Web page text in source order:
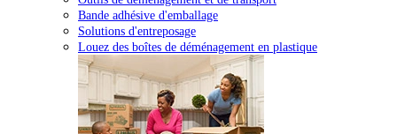
Bande adhésive d'emballage
Solutions d'entreposage
Louez des boîtes de déménagement en plastique